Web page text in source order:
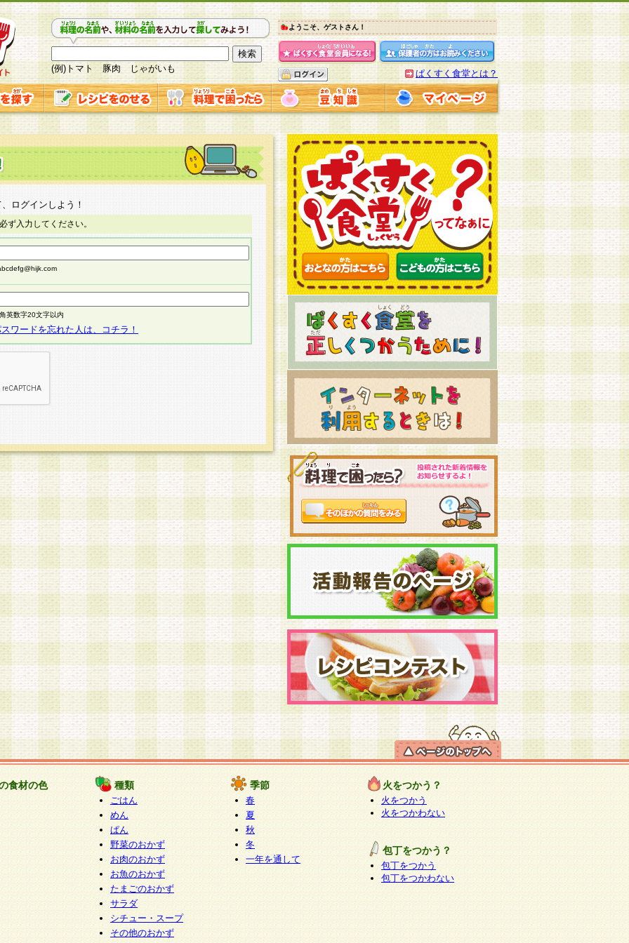
(例)トマト 豚肉 じゃがいも
ようこそ、ゲストさん！
ぱくすく食堂とは？
ログインしよう！
ず入力してください。
英数字20文字以内
ワードを忘れた人は、コチラ！
食材の色 種類
ごはん
めん
ぱん
野菜のおかず
お肉のおかず
お魚のおかず
たまごのおかず
サラダ
シチュー・スープ
その他のおかず
季節
春
夏
秋
冬
一年を通して
火をつかう？
火をつかう
火をつかわない
包丁をつかう？
包丁をつかう
包丁をつかわない